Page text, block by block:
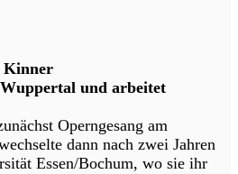
Kinner
und arbeitet
Operngesang am
dann nach zwei Jahren
Essen/Bochum, wo sie ihr